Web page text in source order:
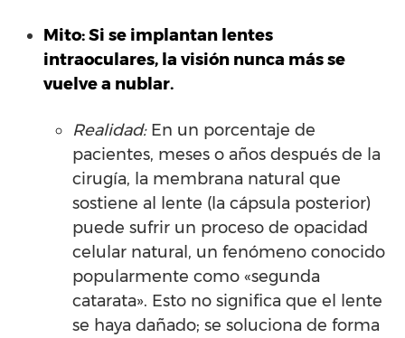
Mito: Si se implantan lentes
intraoculares, la visión nunca más se
vuelve a nublar.
Realidad:En un porcentaje de
pacientes, meses o años después de la
cirugía, la membrana natural que
sostiene al lente (la cápsula posterior)
puede sufrir un proceso de opacidad
celular natural, un fenómeno conocido
popularmente como «segunda
catarata». Esto no significa que el lente
se haya dañado; se soluciona de forma